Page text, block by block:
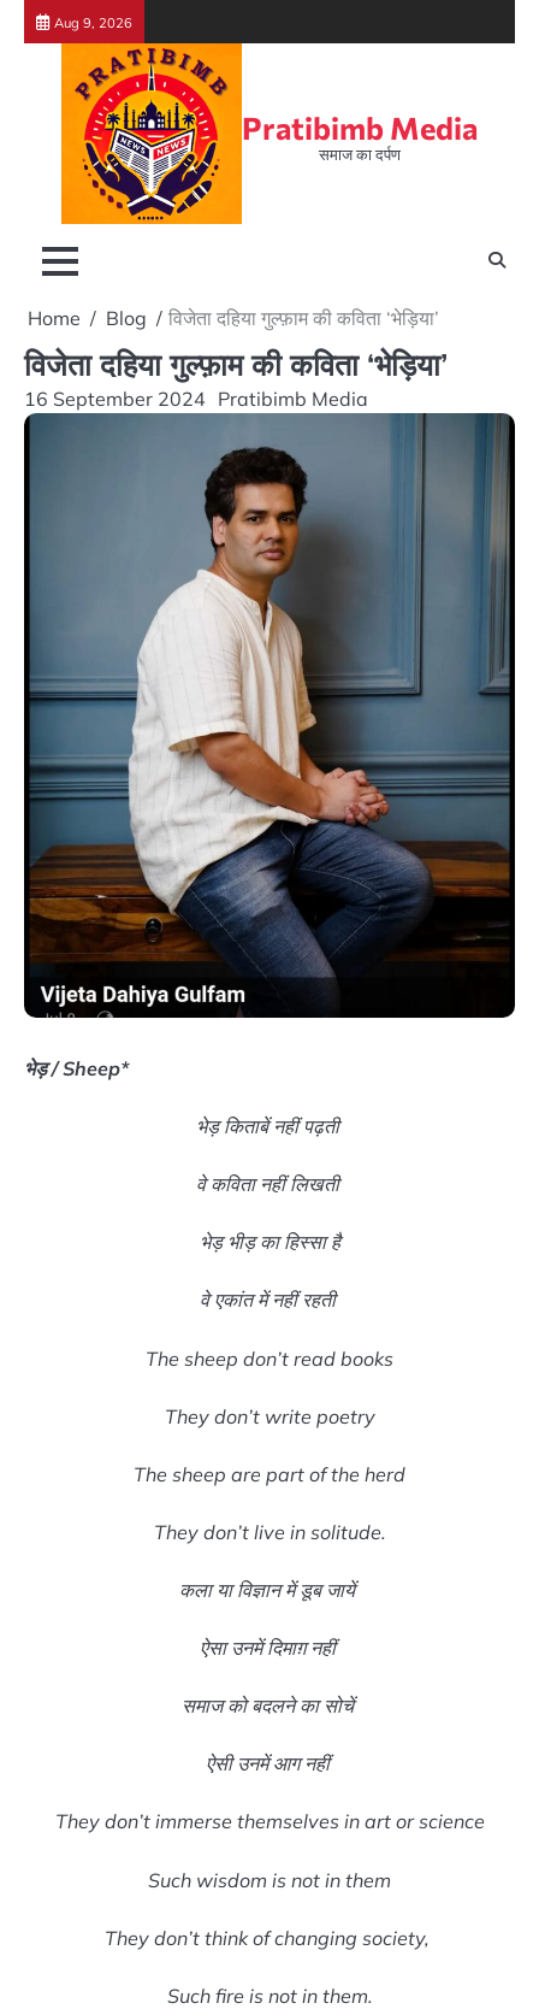
Skip
Aug 9, 2026
Pratibimb Media
समाज का दर्पण
Home Blog विजेता दहिया गुल्फ़ाम की कविता ‘भेड़िया’
विजेता दहिया गुल्फ़ाम की कविता ‘भेड़िया’
16 September 2024 Pratibimb Media
भेड़ / Sheep*
भेड़ किताबें नहीं पढ़ती
वे कविता नहीं लिखती
भेड़ भीड़ का हिस्सा है
वे एकांत में नहीं रहती
The sheep don’t read books
They don’t write poetry
The sheep are part of the herd
They don’t live in solitude.
कला या विज्ञान में डूब जायें
ऐसा उनमें दिमाग़ नहीं
समाज को बदलने का सोचें
ऐसी उनमें आग नहीं
They don’t immerse themselves in art or science
Such wisdom is not in them
They don’t think of changing society,
Such fire is not in them.